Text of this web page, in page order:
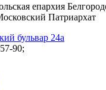
епархия
Патриархат
бульвар 24а
90;